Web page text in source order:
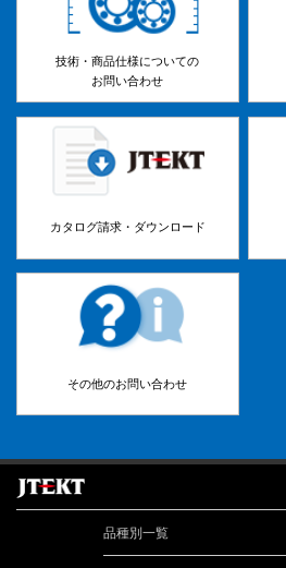
技術・商品仕様についての
お問い合わせ
カタログ請求・ダウンロード
その他のお問い合わせ
品種別一覧